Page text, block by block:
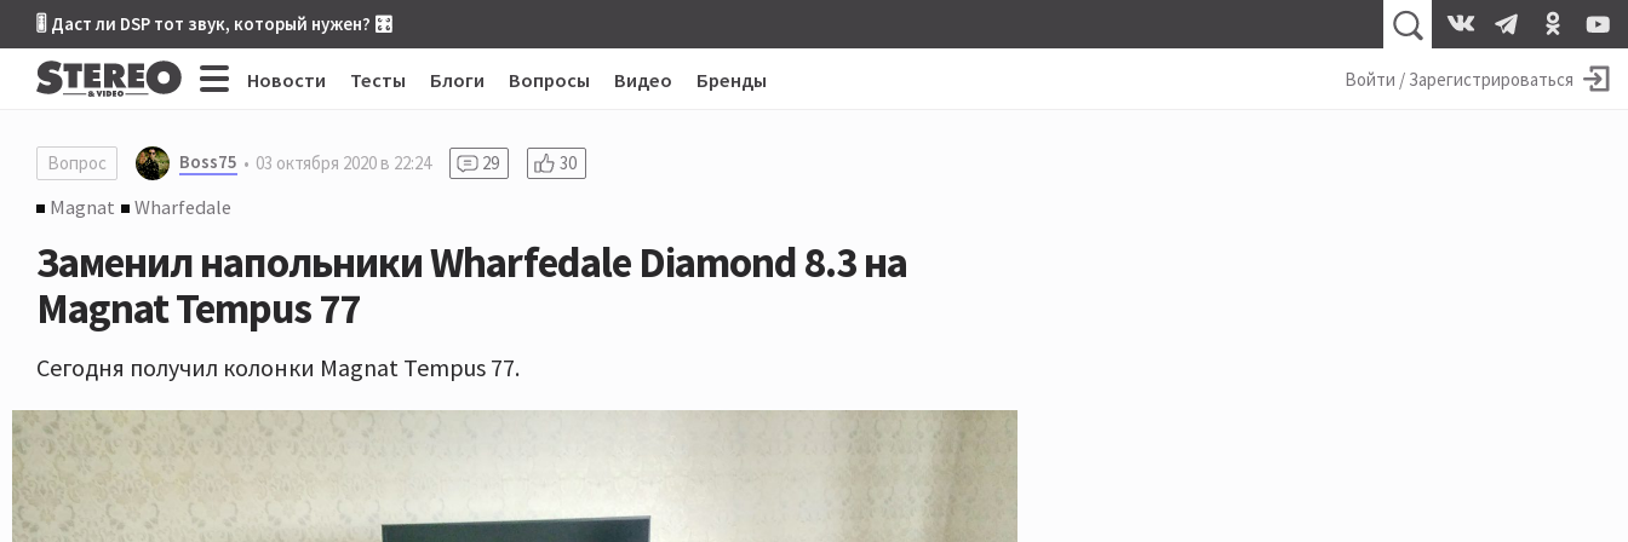
🎚 Даст ли DSP тот звук, который нужен? 🎛
Новости Тесты Блоги Вопросы Видео Бренды Войти / Зарегистрироваться
Вопрос Boss75 03 октября 2020 в 22:24 29 30
Magnat Wharfedale
Заменил напольники Wharfedale Diamond 8.3 на
Magnat Tempus 77
Сегодня получил колонки Magnat Tempus 77.